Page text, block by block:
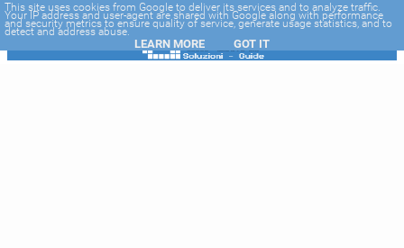
-->
This site uses cookies from Google to deliver its services and to analyze traffic.
Your IP address and user-agent are shared with Google along with performance
and security metrics to ensure quality of service, generate usage statistics, and to
detect and address abuse.
LEARN MORE GOT IT